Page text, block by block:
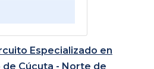
Especializado en
Cúcuta - Norte de